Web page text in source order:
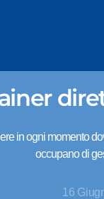
in ogni momento
occupano di
16